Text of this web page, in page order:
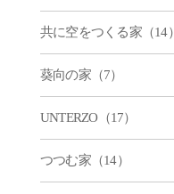
共に空をつくる家（14）
葵向の家（7）
UNTERZO（17）
つつむ家（14）